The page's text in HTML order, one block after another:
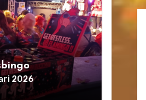
2026